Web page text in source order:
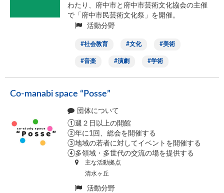
わたり、府中市と府中市芸術文化協会の主催
で「府中市民芸術文化祭」を開催。
活動分野
社会教育 文化 美術
音楽 演劇 学術
Co-manabi space “Posse”
団体について
①週２日以上の開館
②年に1回、総会を開催する
③地域の若者に対してイベントを開催する
④多領域・多世代の交流の場を提供する
主な活動拠点
清水ヶ丘
活動分野